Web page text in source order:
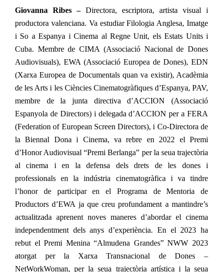
Giovanna Ribes – Directora, escriptora, artista visual i
productora valenciana. Va estudiar Filologia Anglesa, Imatge
i So a Espanya i Cinema al Regne Unit, els Estats Units i
Cuba. Membre de CIMA (Associació Nacional de Dones
Audiovisuals), EWA (Associació Europea de Dones), EDN
(Xarxa Europea de Documentals quan va existir), Acadèmia
de les Arts i les Ciències Cinematogràfiques d’Espanya, PAV,
membre de la junta directiva d’ACCION (Associació
Espanyola de Directors) i delegada d’ACCION per a FERA
(Federation of European Screen Directors), i Co-Directora de
la Biennal Dona i Cinema, va rebre en 2022 el Premi
d’Honor Audiovisual “Premi Berlanga” per la seua trajectòria
al cinema i en la defensa dels drets de les dones i
professionals en la indústria cinematogràfica i va tindre
l’honor de participar en el Programa de Mentoria de
Productors d’EWA ja que creu profundament a mantindre’s
actualitzada aprenent noves maneres d’abordar el cinema
independentment dels anys d’experiència. En el 2023 ha
rebut el Premi Menina “Almudena Grandes” NWW 2023
atorgat per la Xarxa Transnacional de Dones –
NetWorkWoman, per la seua trajectòria artística i la seua